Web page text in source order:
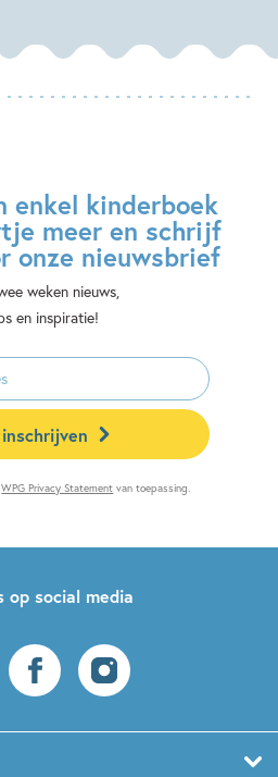
enkel kinderboek
meer en schrijf
onze nieuwsbrief
weken nieuws,
en inspiratie!
WPG Privacy Statement van toepassing.
op social media